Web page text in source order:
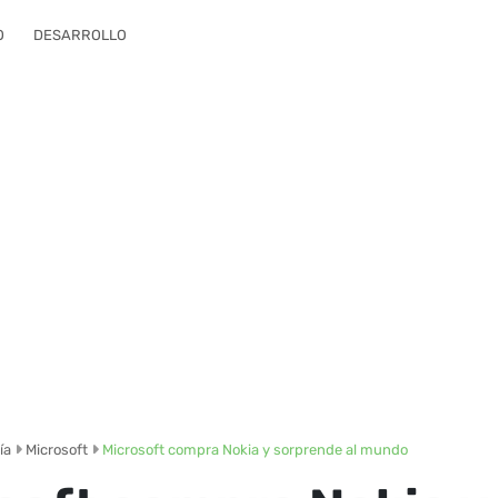
DESARROLLO
Microsoft Microsoft compra Nokia y sorprende al mundo